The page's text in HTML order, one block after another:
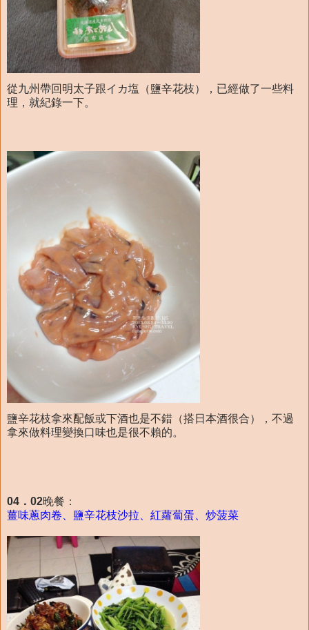
從九州帶回明太子跟イカ塩（鹽辛花枝），已經做了一些料
理，就紀錄一下。
鹽辛花枝拿來配飯或下酒也是不錯（搭日本酒很合），不過
拿來做料理變換口味也是很不賴的。
04．02晚餐：
薑味蔥肉卷、鹽辛花枝沙拉、紅蘿蔔蛋、炒菠菜